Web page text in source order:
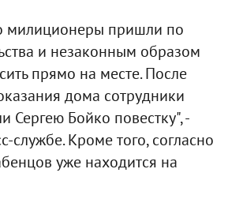
милиционеры пришли по
и незаконным образом
прямо на месте. После
дома сотрудники
Сергею Бойко повестку", -
службе. Кроме того, согласно
уже находится на